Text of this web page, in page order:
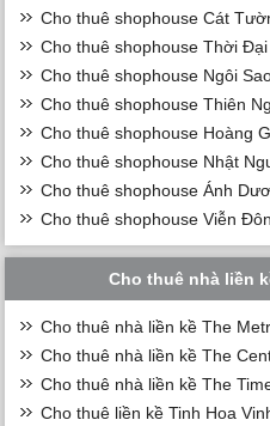
Cho thuê shophouse Cát
Cho thuê shophouse Thời
Cho thuê shophouse Ngôi
Cho thuê shophouse Thiên
Cho thuê shophouse Hoàng
Cho thuê shophouse Nhật
Cho thuê shophouse Ánh
Cho thuê shophouse Viễn
Cho thuê nhà liền
Cho thuê nhà liền kề The
Cho thuê nhà liền kề The
Cho thuê nhà liền kề The
Cho thuê liền kề Tinh Hoa